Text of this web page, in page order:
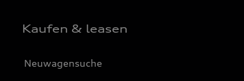
Kaufen & leasen
Neuwagensuche